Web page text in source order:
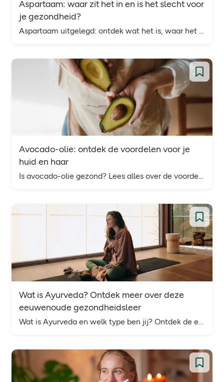
Aspartaam: waar zit het in en is het slecht voor
je gezondheid?
Avocado-olie: ontdek de voordelen voor je
huid en haar
Is avocado-olie gezond? Lees alles over de voordelen en het gebruik van avocado-olie voor huid, haar en in de keuken.
Wat is Ayurveda? Ontdek meer over deze
eeuwenoude gezondheidsleer